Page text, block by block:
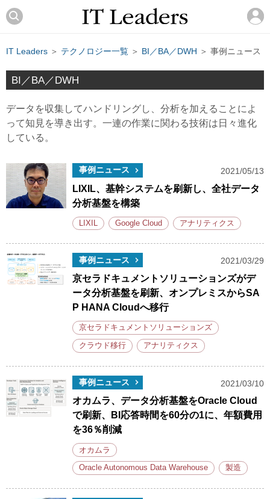
IT Leaders ＞ テクノロジー一覧 ＞ BI／BA／DWH ＞ 事例ニュース
BI／BA／DWH
データを収集してハンドリングし、分析を加えることによ
って知見を導き出す。一連の作業に関わる技術は日々進化
している。
事例ニュース 2021/05/13
LIXIL、基幹システムを刷新し、全社データ
分析基盤を構築
LIXIL Google Cloud アナリティクス
事例ニュース 2021/03/29
京セラドキュメントソリューションズがデ
ータ分析基盤を刷新、オンプレミスからSA
P HANA Cloudへ移行
京セラドキュメントソリューションズ
クラウド移行 アナリティクス
事例ニュース 2021/03/10
オカムラ、データ分析基盤をOracle Cloud
で刷新、BI応答時間を60分の1に、年額費用
を36％削減
オカムラ
Oracle Autonomous Data Warehouse 製造